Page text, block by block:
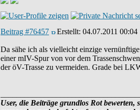
Beitrag #76457 Erstellt: 04.07.2011 00:04
Da sähe ich als vielleicht einzige
einer mIV-Spur von vor dem
der öV-Trasse zu vermeiden. Grade bei
User, die Beiträge grundlos Rot